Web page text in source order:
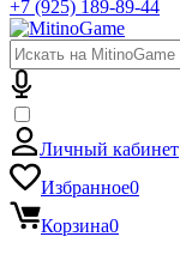
+7 (925) 189-89-44
Личный кабинет
Избранное0
Корзина0